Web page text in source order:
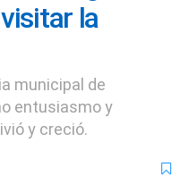
la
municipal de
entusiasmo y
y creció.